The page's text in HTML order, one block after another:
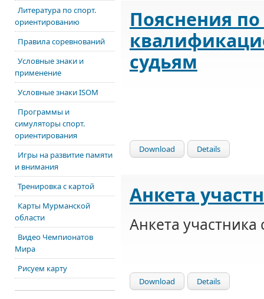
Пояснения
судьям
Download Details
Анкета
Анкета
Download Details
Литература по спорт.
ориентированию
Правила соревнований
Условные знаки и
применение
Условные знаки ISOM
Программы и
симуляторы спорт.
ориентирования
Игры на развитие памяти
и внимания
Тренировка с картой
Карты Мурманской
области
Видео Чемпионатов
Мира
Рисуем карту